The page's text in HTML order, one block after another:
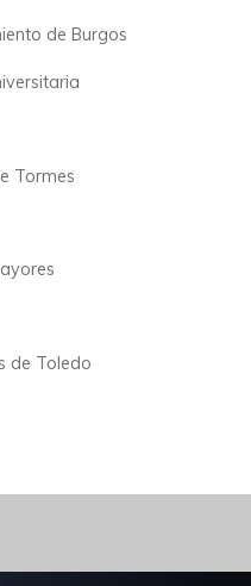
de Burgos
Tormes
de Toledo